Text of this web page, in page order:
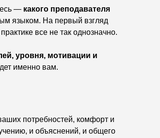
— какого преподавателя
языком. На первый взгляд
все не так однозначно.
уровня, мотивации и
именно вам.
потребностей, комфорт и
и объяснений, и общего